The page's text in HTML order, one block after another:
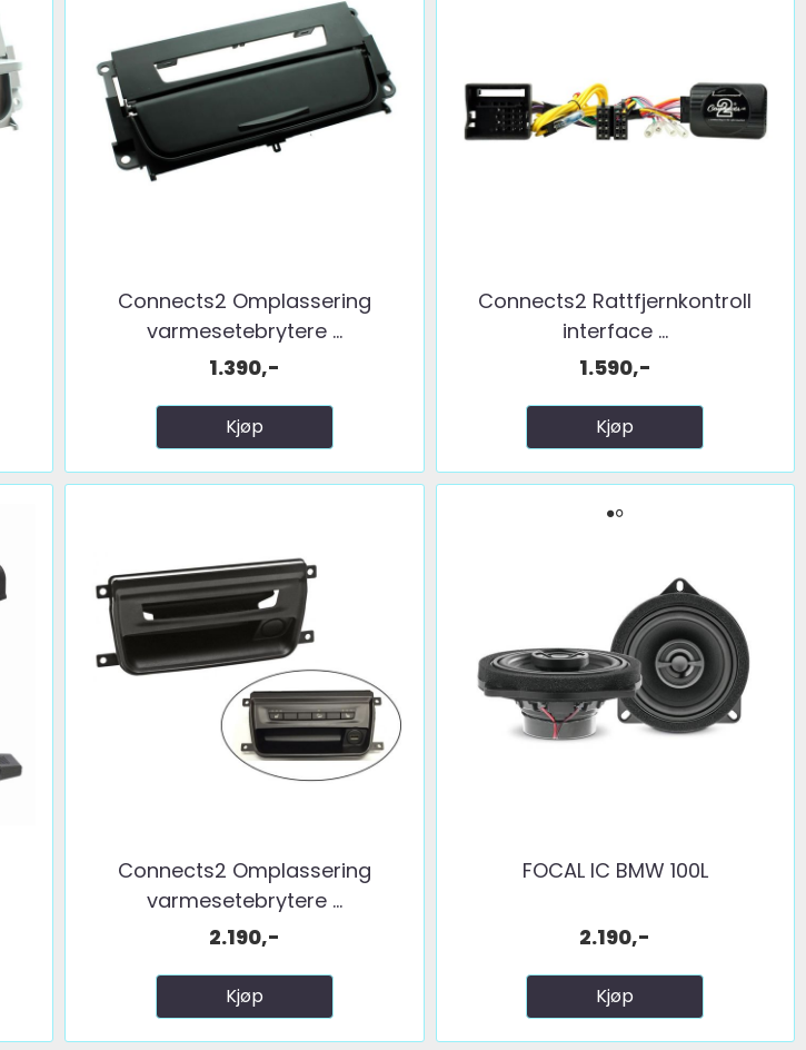
Connects2 Omplassering
varmesetebrytere ...
1.390,-
Kjøp
Connects2 Rattfjernkontroll
interface ...
1.590,-
Kjøp
Connects2 Omplassering
varmesetebrytere ...
2.190,-
Kjøp
FOCAL IC BMW 100L
2.190,-
Kjøp